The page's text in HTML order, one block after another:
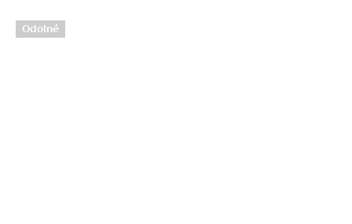
Odolné